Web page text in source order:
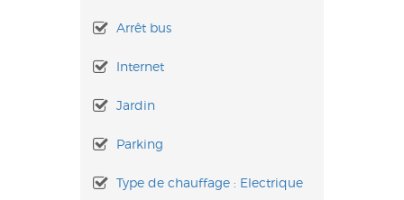
Arrêt bus
Internet
Jardin
Parking
Type de chauffage : Electrique